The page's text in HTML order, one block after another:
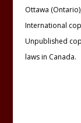
Ottawa
International
Unpublished
laws in Canada.